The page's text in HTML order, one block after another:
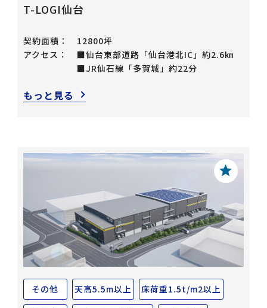
T-LOGI仙台
契約面積：
12800坪
アクセス：
■仙台東部道路「仙台港北IC」約2.6㎞
■JR仙石線「多賀城」約22分
もっと見る
その他 天高5.5m以上 床荷重1.5t/m2以上